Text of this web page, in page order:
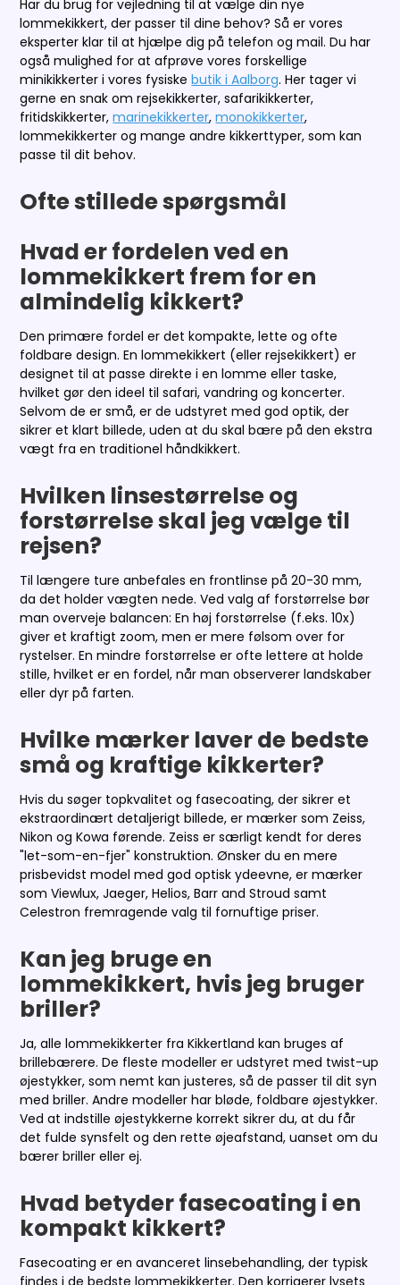
Har du brug for vejledning til at vælge din nye
lommekikkert, der passer til dine behov? Så er vores
eksperter klar til at hjælpe dig på telefon og mail. Du har
også mulighed for at afprøve vores forskellige
minikikkerter i vores fysiskebutik i Aalborg. Her tager vi
gerne en snak om rejsekikkerter, safarikikkerter,
fritidskikkerter,marinekikkerter,monokikkerter,
lommekikkerter og mange andre kikkerttyper, som kan
passe til dit behov.
Ofte stillede spørgsmål
Hvad er fordelen ved en
lommekikkert frem for en
almindelig kikkert?
Den primære fordel er det kompakte, lette og ofte
foldbare design. En lommekikkert (eller rejsekikkert) er
designet til at passe direkte i en lomme eller taske,
hvilket gør den ideel til safari, vandring og koncerter.
Selvom de er små, er de udstyret med god optik, der
sikrer et klart billede, uden at du skal bære på den ekstra
vægt fra en traditionel håndkikkert.
Hvilken linsestørrelse og
forstørrelse skal jeg vælge til
rejsen?
Til længere ture anbefales en frontlinse på 20-30 mm,
da det holder vægten nede. Ved valg af forstørrelse bør
man overveje balancen: En høj forstørrelse (f.eks. 10x)
giver et kraftigt zoom, men er mere følsom over for
rystelser. En mindre forstørrelse er ofte lettere at holde
stille, hvilket er en fordel, når man observerer landskaber
eller dyr på farten.
Hvilke mærker laver de bedste
små og kraftige kikkerter?
Hvis du søger topkvalitet og fasecoating, der sikrer et
ekstraordinært detaljerigt billede, er mærker som Zeiss,
Nikon og Kowa førende. Zeiss er særligt kendt for deres
"let-som-en-fjer" konstruktion. Ønsker du en mere
prisbevidst model med god optisk ydeevne, er mærker
som Viewlux, Jaeger, Helios, Barr and Stroud samt
Celestron fremragende valg til fornuftige priser.
Kan jeg bruge en
lommekikkert, hvis jeg bruger
briller?
Ja, alle lommekikkerter fra Kikkertland kan bruges af
brillebærere. De fleste modeller er udstyret med twist-up
øjestykker, som nemt kan justeres, så de passer til dit syn
med briller. Andre modeller har bløde, foldbare øjestykker.
Ved at indstille øjestykkerne korrekt sikrer du, at du får
det fulde synsfelt og den rette øjeafstand, uanset om du
bærer briller eller ej.
Hvad betyder fasecoating i en
kompakt kikkert?
Fasecoating er en avanceret linsebehandling, der typisk
findes i de bedste lommekikkerter. Den korrigerer lysets